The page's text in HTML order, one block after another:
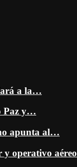
a la…
Paz y…
apunta al…
y operativo